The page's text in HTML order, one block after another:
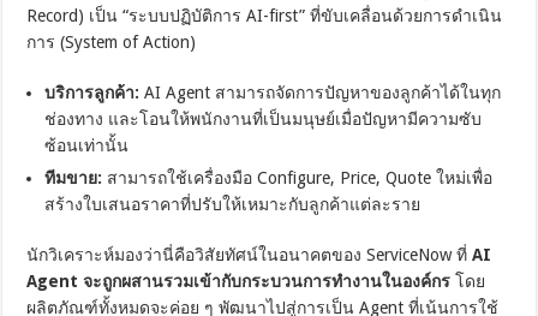
Record) เป็น “ระบบปฏิบัติการ AI-first” ที่ขับเคลื่อนด้วยการดำเนิน
การ (System of Action)
บริการลูกค้า: AI Agent สามารถจัดการปัญหาของลูกค้าได้ในทุก
ช่องทาง และโอนให้พนักงานที่เป็นมนุษย์เมื่อปัญหามีความซับ
ซ้อนเท่านั้น
ทีมขาย: สามารถใช้เครื่องมือ Configure, Price, Quote ใหม่เพื่อ
สร้างใบเสนอราคาที่ปรับให้เหมาะกับลูกค้าแต่ละราย
นักวิเคราะห์มองว่านี่คือวิสัยทัศน์ในอนาคตของ ServiceNow ที่AI
Agent จะถูกผสานรวมเข้ากับกระบวนการทำงานในองค์กร โดย
ผลิตภัณฑ์ทั้งหมดจะค่อย ๆ พัฒนาไปสู่การเป็น Agent ที่เน้นการใช้